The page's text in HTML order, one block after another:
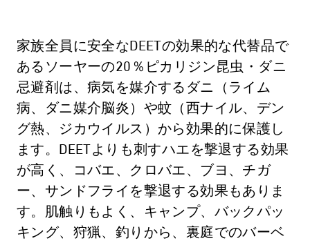
家族全員に安全なDEETの効果的な代替品で
あるソーヤーの20％ピカリジン昆虫・ダニ
忌避剤は、病気を媒介するダニ（ライム
病、ダニ媒介脳炎）や蚊（西ナイル、デン
グ熱、ジカウイルス）から効果的に保護し
ます。DEETよりも刺すハエを撃退する効果
が高く、コバエ、クロバエ、ブヨ、チガ
ー、サンドフライを撃退する効果もありま
す。肌触りもよく、キャンプ、バックパッ
キング、狩猟、釣りから、裏庭でのバーベ